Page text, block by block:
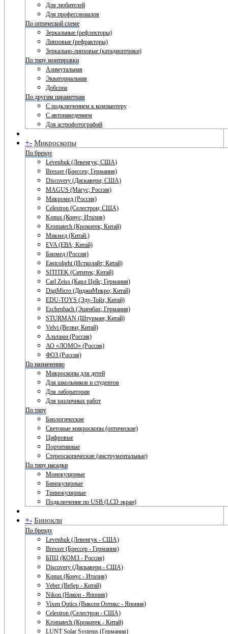
Для любителей
Для профессионалов
По оптической схеме
Зеркальные (рефлекторы)
Линзовые (рефракторы)
Зеркально-линзовые (катадиоптрики)
По типу монтировки
Азимутальная
Экваториальная
Добсона
По другим параметрам
С подключением к компьютеру
С автонаведением
Для астрофотографий
+- Микроскопы
По бренду
Levenhuk (Левенгук; США)
Bresser (Брессер; Германия)
Discovery (Дискавери; США)
MAGUS (Магус; Россия)
Микромед (Россия)
Celestron (Селестрон; США)
Konus (Конус; Италия)
Kromatech (Кроматек; Китай)
Микмед (Китай.)
EVA (ЕВА; Китай)
Биомед (Россия)
Eastcolight (Истколайт; Китай)
SITITEK (Сититек; Китай)
Carl Zeiss (Карл Цейс; Германия)
DigiMicro (ДиджиМикро; Китай)
EDU-TOYS (Эду-Тойз; Китай)
Eschenbach (Эшенбах; Германия)
STURMAN (Штурман; Китай)
Velvi (Велви; Китай)
Альтами (Россия)
АО «ЛОМО» (Россия)
ФОЗ (Россия)
По назначению
Микроскопы для детей
Для школьников и студентов
Для лаборатории
Для различных работ
По типу
Биологические
Световые микроскопы (оптические)
Цифровые
Портативные
Стереоскопические (инструментальные)
По типу насадки
Монокулярные
Бинокулярные
Тринокулярные
Подключение по USB (LCD экран)
+- Бинокли
По бренду
Levenhuk (Левенгук - США)
Bresser (Брессер - Германия)
БПЦ (КОМЗ - Россия)
Discovery (Дискавери - США)
Konus (Конус - Италия)
Veber (Вебер - Китай)
Nikon (Никон - Япония)
Vixen Optics (Виксен Оптикс - Япония)
Celestron (Селестрон - США)
Kromatech (Кроматек - Китай)
LUNT Solar Systems (Германия)